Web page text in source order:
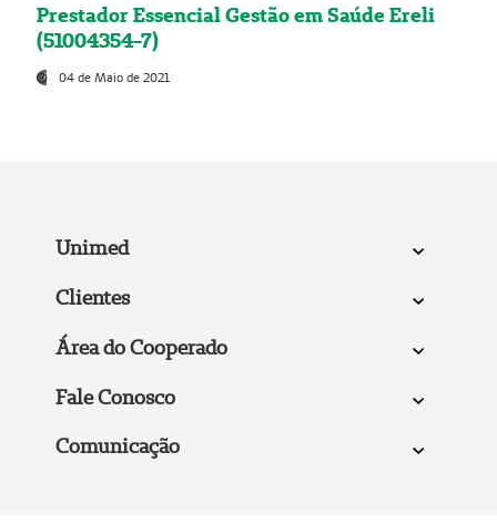
Prestador Essencial Gestão em Saúde Ereli
(51004354-7)
04 de Maio de 2021
Unimed
Clientes
Área do Cooperado
Fale Conosco
Comunicação